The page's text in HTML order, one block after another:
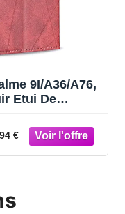
9I/A36/A76,
Etui De
Porte
€